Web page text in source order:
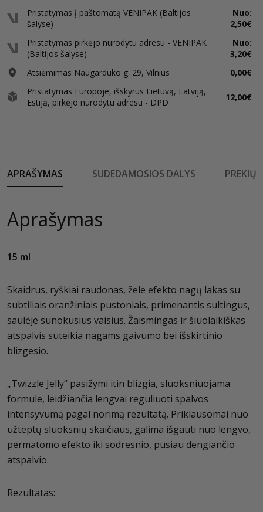
Pristatymas į paštomatą VENIPAK (Baltijos
šalyse)
Nuo:
2,50€
Pristatymas pirkėjo nurodytu adresu - VENIPAK
(Baltijos šalyse)
Nuo:
3,20€
Atsiėmimas Naugarduko g. 29, Vilnius
0,00€
Pristatymas Europoje, išskyrus Lietuvą, Latviją,
Estiją, pirkėjo nurodytu adresu - DPD
12,00€
APRAŠYMAS SUDEDAMOSIOS DALYS PREKIŲ
Aprašymas
15 ml
Skaidrus, ryškiai raudonas, žele efekto nagų lakas su
subtiliais oranžiniais pustoniais, primenantis sultingus,
saulėje sunokusius vaisius. Žaismingas ir šiuolaikiškas
atspalvis suteikia nagams gaivumo bei išskirtinio
blizgesio.
„Twizzle Jelly“ pasižymi itin blizgia, sluoksniuojama
formule, leidžiančia lengvai reguliuoti spalvos
intensyvumą pagal norimą rezultatą. Priklausomai nuo
užteptų sluoksnių skaičiaus, galima išgauti nuo lengvo,
permatomo efekto iki sodresnio, pusiau dengiančio
atspalvio.
Rezultatas: